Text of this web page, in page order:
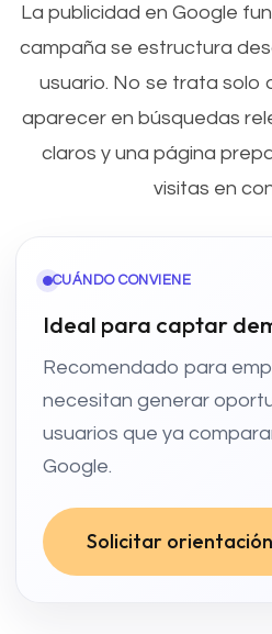
La publicidad en Google
campaña se estructura
usuario. No se trata solo
aparecer en búsquedas
claros y una página
visitas en
CUÁNDO CONVIENE
Ideal para captar
Recomendado para
necesitan generar
usuarios que ya
Google.
Solicitar orientación